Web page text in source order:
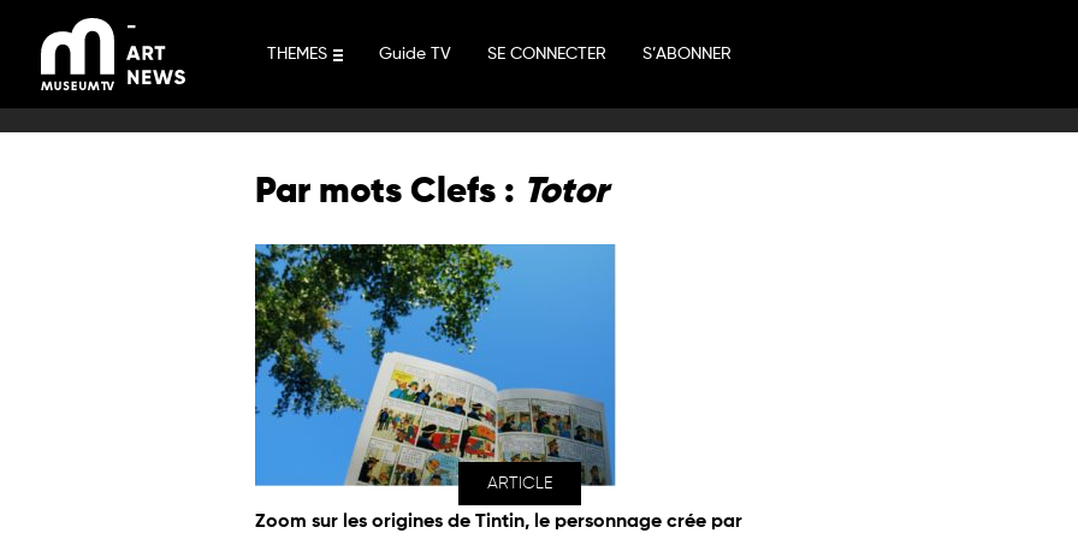
contenu
THEMES Guide TV SE CONNECTER S’ABONNER
Par mots Clefs : Totor
ARTICLE
Zoom sur les origines de Tintin, le personnage crée par